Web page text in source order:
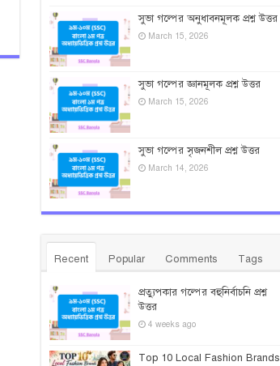
সুভা গল্পের অনুধাবনমূলক প্রশ্ন উত্তর
March 15, 2026
সুভা গল্পের জ্ঞানমূলক প্রশ্ন উত্তর
March 15, 2026
সুভা গল্পের সৃজনশীল প্রশ্ন উত্তর
March 14, 2026
Recent Popular Comments Tags
প্রত্যুপকার গল্পের বহুনির্বাচনি প্রশ্ন
উত্তর
4 weeks ago
Top 10 Local Fashion Brands